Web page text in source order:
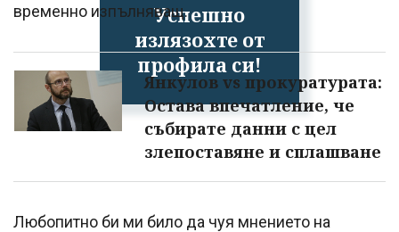
Успешно
излязохте от
профила си!
временно изпълняващ.
Янкулов vs прокуратурата:
Остава впечатление, че
събирате данни с цел
злепоставяне и сплашване
Любопитно би ми било да чуя мнението на